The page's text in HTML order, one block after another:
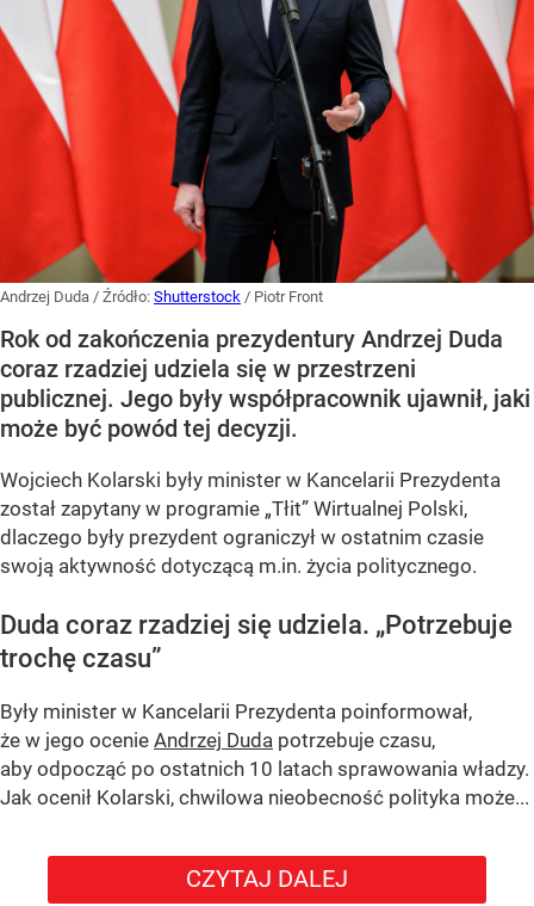
Andrzej Duda / Źródło: Shutterstock / Piotr Front
Rok od zakończenia prezydentury Andrzej Duda
coraz rzadziej udziela się w przestrzeni
publicznej. Jego były współpracownik ujawnił, jaki
może być powód tej decyzji.
Wojciech Kolarski były minister w Kancelarii Prezydenta
został zapytany w programie „Tłit” Wirtualnej Polski,
dlaczego były prezydent ograniczył w ostatnim czasie
swoją aktywność dotyczącą m.in. życia politycznego.
Duda coraz rzadziej się udziela. „Potrzebuje
trochę czasu”
Były minister w Kancelarii Prezydenta poinformował,
że w jego ocenie Andrzej Duda potrzebuje czasu,
aby odpocząć po ostatnich 10 latach sprawowania władzy.
Jak ocenił Kolarski, chwilowa nieobecność polityka może...
CZYTAJ DALEJ